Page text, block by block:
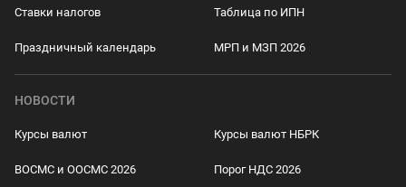
Ставки налогов Таблица по ИПН
Праздничный календарь МРП и МЗП 2026
НОВОСТИ
Курсы валют Курсы валют НБРК
ВОСМС и ООСМС 2026 Порог НДС 2026